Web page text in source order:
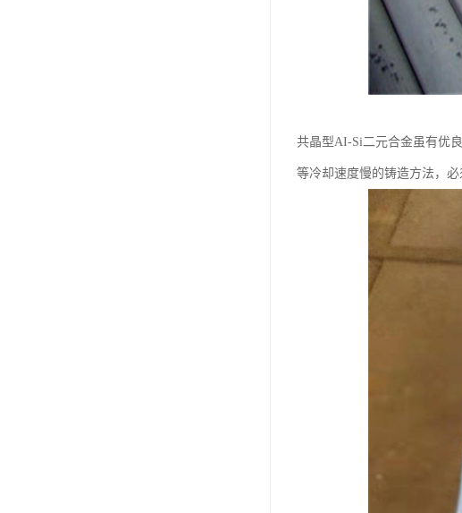
共晶型AI-Si二元合金虽有优
等冷却速度慢的铸造方法，